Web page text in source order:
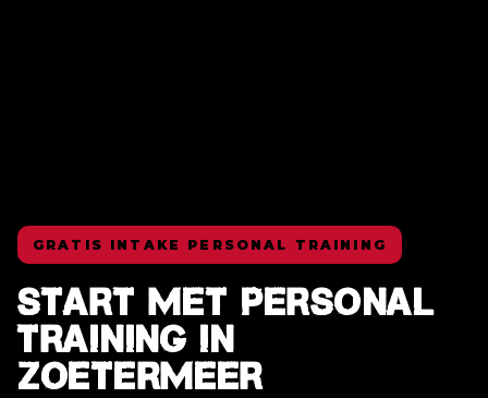
GRATIS INTAKE PERSONAL TRAINING
START MET PERSONAL
TRAINING IN
ZOETERMEER